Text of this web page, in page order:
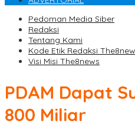
Pedoman Media Siber
Redaksi
Tentang Kami
Kode Etik Redaksi
Visi Misi The8news
PDAM Dapat
800 Miliar